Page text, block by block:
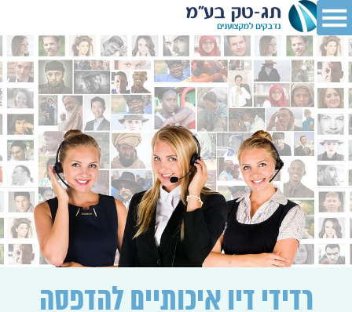
רדידי דיו איכותיים להדפסה